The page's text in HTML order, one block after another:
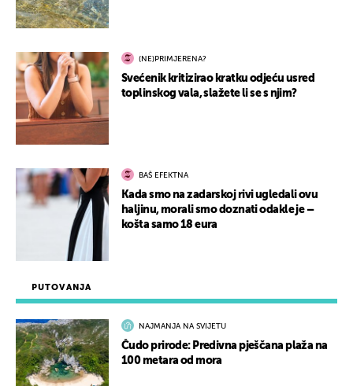
PUTOVANJA
NAJMANJA NA SVIJETU
Čudo prirode: Predivna pješčana plaža na
100 metara od mora
(NE)PRIMJERENA?
Svećenik kritizirao kratku odjeću usred
toplinskog vala, slažete li se s njim?
BAŠ EFEKTNA
Kada smo na zadarskoj rivi ugledali ovu
haljinu, morali smo doznati odakle je –
košta samo 18 eura